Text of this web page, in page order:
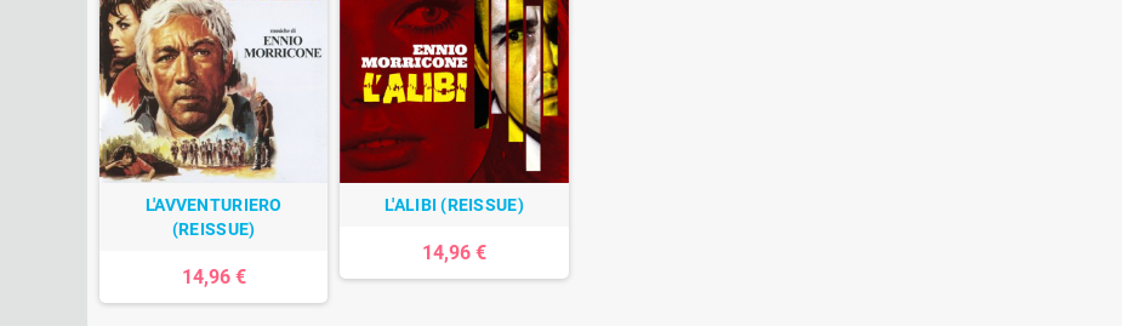
L'AVVENTURIERO
(REISSUE)
14,96 €
L'ALIBI (REISSUE)
14,96 €